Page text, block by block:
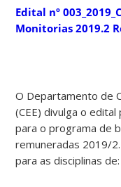
Edital nº
Monitorias 2019.2
O Departamento de
(CEE) divulga o
para o programa de
remuneradas 2019/
para as disciplinas de: